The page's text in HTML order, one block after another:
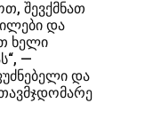
შევქმნათ
და
ხელი
—
და